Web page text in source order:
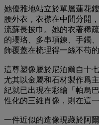
她優雅地站立於單層蓮花
腰外衣，衣襟在中間分開
流蘇長披巾。她的衣著稀
的瓔珞、多串項鍊、手鐲
飾覆蓋在梳理得一絲不苟
這尊塑像屬於尼泊爾自十
尤其以金屬和石材製作爲
紀就已出現在彩繪「帕烏
性化的三維肖像，則在這
一件近似的造像現藏於阿